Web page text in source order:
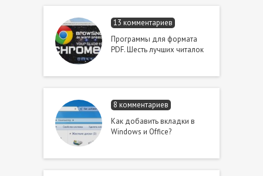
13 комментариев
Программы для формата
PDF. Шесть лучших читалок
8 комментариев
Как добавить вкладки в
Windows и Office?